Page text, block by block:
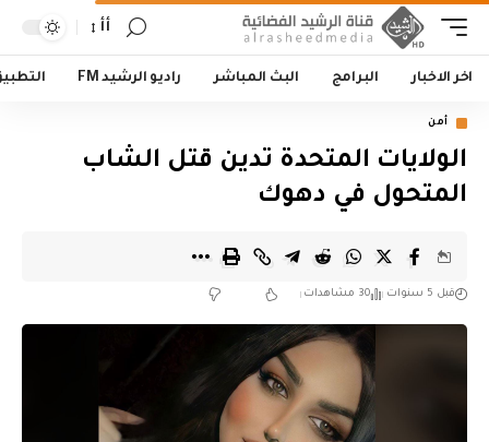
أأ
اخر الاخبار البرامج البث المباشر راديو الرشيد FM
أمن
الولايات المتحدة تدين قتل الشاب
المتحول في دهوك
قبل 5 سنوات 30 مشاهدات